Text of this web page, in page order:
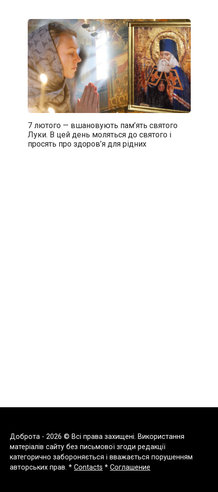
7 лютого — вшановують пам’ять святого
Луки. В цей день моляться до святого і
просять про здоров’я для рідних
Доброта - 2026 © Всі права захищені. Використання
матеріалів сайту без письмової згоди редакції
категорично забороняється і вважається порушенням
авторських прав. * Contacts * Соглашение